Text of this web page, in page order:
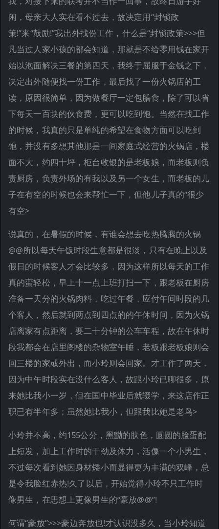
闲，母亲大人实在看不过去，故决定用“封锁政
策!”来“鼓励!”我出外找份工作，什么是“封锁政策>>>但
凡当过人家小孩的都会知道，那就是不给零用钱在家开
始以泡面解决三餐的第四天，我终于屈服于金钱之下，
决定出外随便找一份工作，最后找了一份火锅店的工
读，原因很简单，因为做餐厅一定包膳食，除了可以省
下每天一百块的伙食费，更可以吃到饱。当然在找工作
的时候，我真的只是单纯的希望在食物方面可以吃到
饱，并没有多想其他那是一间家庭式经营的火锅店，楼
面不大，约四十坪，柜台收银的是老板娘，而老板则负
责厨房，负责外场的有我以及另一个女生，而老板的儿
子在有空的时候也会来帮忙一下，但他儿子真的“很少
有空>
说真的，在暑假的时候，有谁会想去吃热腾腾的火锅
@@所以每天午饭时段生意都是很淡，只有在晚上以及
假日的时候客人才会比较多，因为这样所以每天的工作
真的蛮轻松，早上十一点上班打扫一下，跟老板在厨房
准备一天分的火锅肉料，吃过午餐，应付午间时段的几
个客人，然后就到两点到四点的的午休时间，因为火锅
店离家有点距离，要二十分钟的公车车程，故在午休时
段我都会在店里阁楼的杂物室午睡，老板跟老板娘则会
回三楼的家或外出，而小玲则会回家。才工作了两天，
因为中午时段实在没什么客人，故跟小玲已聊很多，原
来她比我小一岁，但在国中毕业后就辍学，来这店作正
职已有半年多；虽然她比我小，但跟我比她是老鸟>
小玲并不高，约155公分，黑黝的肤色，圆圆的脸蛋配
上短发，加上工作时的干劲及体力，活像一个小男生，
不过每次看到她因身材矮小而显得更为丰满的双峰，总
是令我脸红赤热!久了以后，开始觉得小玲不只工作时
像男生，在思想上更像男生的“豪放@@”!
何谓“豪放”>>>豪迈奔放也!才认识没多久，当小玲知道